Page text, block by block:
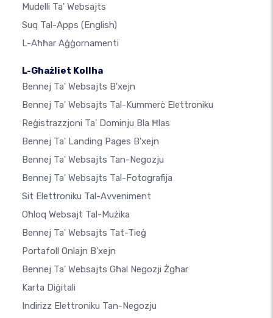
Mudelli Ta' Websajts
Suq Tal-Apps (English)
L-Aħħar Aġġornamenti
L-Għażliet Kollha
Bennej Ta' Websajts B'xejn
Bennej Ta' Websajts Tal-Kummerċ Elettroniku
Reġistrazzjoni Ta' Dominju Bla Ħlas
Bennej Ta' Landing Pages B'xejn
Bennej Ta' Websajts Tan-Negozju
Bennej Ta' Websajts Tal-Fotografija
Sit Elettroniku Tal-Avveniment
Oħloq Websajt Tal-Mużika
Bennej Ta' Websajts Tat-Tieġ
Portafoll Onlajn B'xejn
Bennej Ta' Websajts Għal Negozji Żgħar
Karta Diġitali
Indirizz Elettroniku Tan-Negozju